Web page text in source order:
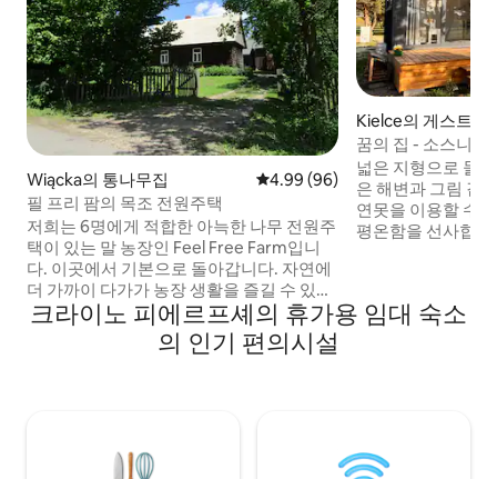
Wiącka의 통나무집 평점 4.99점(5점 만점), 후기 96
4.99 (96)
필 프리 팜의 목조 전원주택
저희는 6명에게 적합한 아늑한 나무 전원주
택이 있는 말 농장인 Feel Free Farm입니
다. 이곳에서 기본으로 돌아갑니다. 자연에
더 가까이 다가가 농장 생활을 즐길 수 있습
니다. 말, 고양이, 닭을 만날 수 있습니다. 울
타리 뒤에서 저희 두 마리의 개가 반갑게 맞
이해 드릴 것입니다. 전원주택은 다른 집과
대합니다. 1년 내내.
Kielce의 게스트용
꿈의 집 - 소스니의
넓은 지형으로 둘
은 해변과 그림 같
연못을 이용할 수
평온함을 선사합
서 * 카약 타기 및 *
크라이노 피에르프셰의 휴가용 임대 숙소
의 인기 편의시설